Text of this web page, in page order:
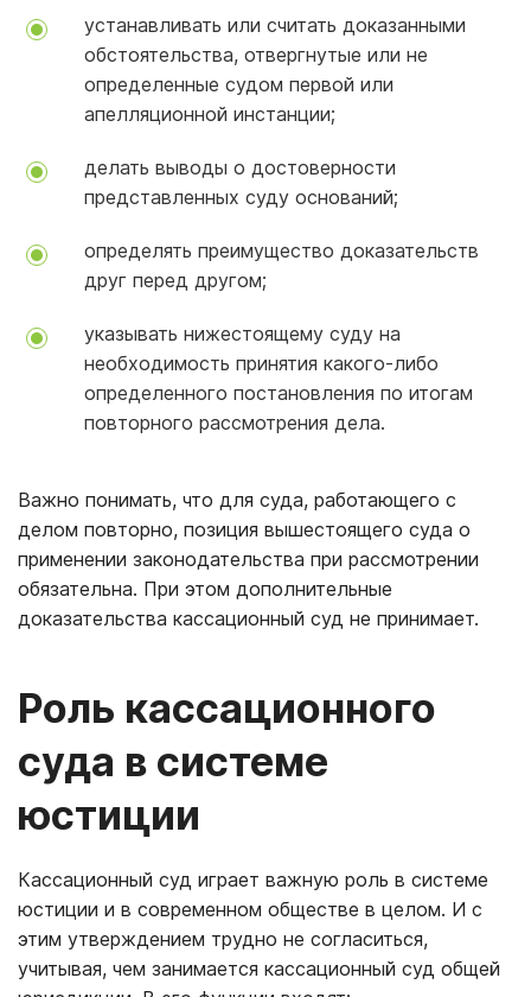
устанавливать или считать доказанными
обстоятельства, отвергнутые или не
определенные судом первой или
апелляционной инстанции;
делать выводы о достоверности
представленных суду оснований;
определять преимущество доказательств
друг перед другом;
указывать нижестоящему суду на
необходимость принятия какого-либо
определенного постановления по итогам
повторного рассмотрения дела.
Важно понимать, что для суда, работающего с
делом повторно, позиция вышестоящего суда о
применении законодательства при рассмотрении
обязательна. При этом дополнительные
доказательства кассационный суд не принимает.
Роль кассационного
суда в системе
юстиции
Кассационный суд играет важную роль в системе
юстиции и в современном обществе в целом. И с
этим утверждением трудно не согласиться,
учитывая, чем занимается кассационный суд общей